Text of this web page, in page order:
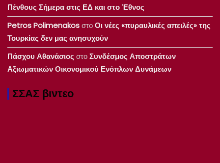
Πένθους Σήμερα στις ΕΔ και στο Έθνος
Petros PolimenakosστοΟι νέες «πυραυλικές απειλές» της
Τουρκίας δεν μας ανησυχούν
Πάσχου Αθανάσιος στοΣυνδέσμος Αποστράτων
Αξιωματικών Οικονομικού Ενόπλων Δυνάμεων
ΣΣΑΣ βιντεο